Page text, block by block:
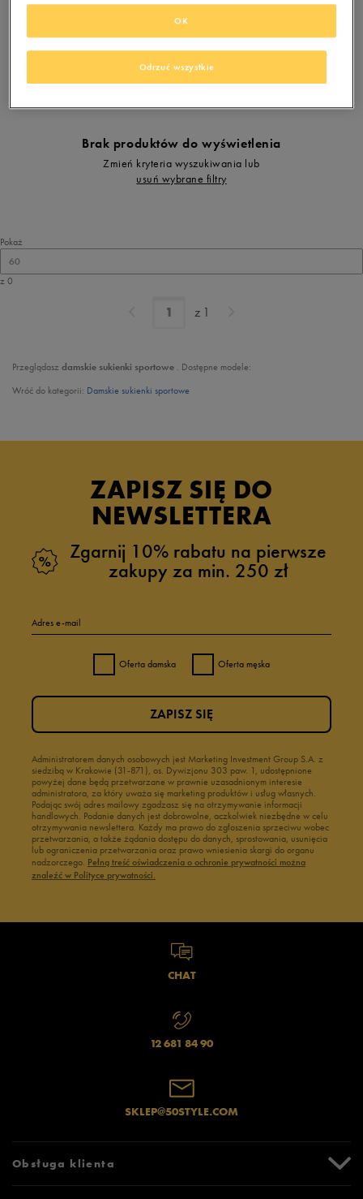
Brak produktów do wyświetlenia
Zmień kryteria wyszukiwania lub
usuń wybrane filtry
Pokaż
60
z 0
z 1
Przeglądasz damskie sukienki sportowe . Dostępne modele:
Wróć do kategorii: Damskie sukienki sportowe
ZAPISZ SIĘ DO
NEWSLETTERA
Zgarnij 10% rabatu na pierwsze
zakupy za min. 250 zł
Adres e-mail
Oferta damska Oferta męska
Administratorem danych osobowych jest Marketing Investment Group S.A. z
siedzibą w Krakowie (31-871), os. Dywizjonu 303 paw. 1, udostępnione
powyżej dane będą przetwarzane w prawnie uzasadnionym interesie
administratora, za który uważa się marketing produktów i usług własnych.
Podając swój adres mailowy zgadzasz się na otrzymywanie informacji
handlowych. Podanie danych jest dobrowolne, aczkolwiek niezbędne w celu
otrzymywania newslettera. Każdy ma prawo do zgłoszenia sprzeciwu wobec
przetwarzania, a także żądania dostępu do danych, sprostowania, usunięcia
lub ograniczenia przetwarzania oraz prawo wniesienia skargi do organu
nadzorczego. Pełną treść oświadczenia o ochronie prywatności można
znaleźć w Polityce prywatności.
ZAPISZ SIĘ
CHAT
12 681 84 90
SKLEP@50STYLE.COM
Obsługa klienta
Odrzuć wszystkie
OK